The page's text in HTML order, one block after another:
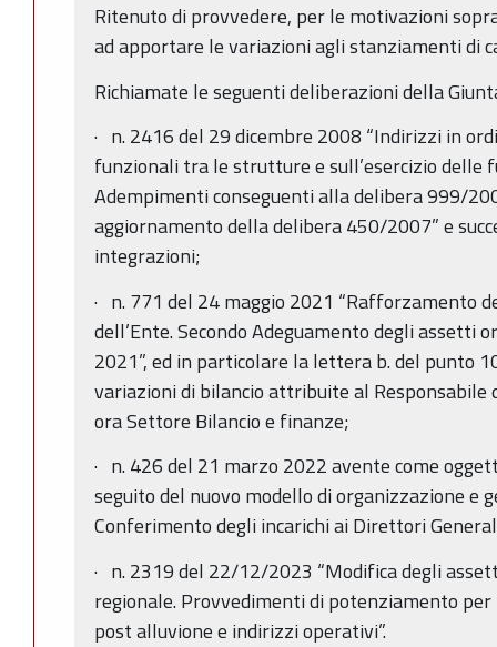
Ritenuto di provvedere, per le motivazioni
ad apportare le variazioni agli stanziamenti di
Richiamate le seguenti deliberazioni della
· n. 2416 del 29 dicembre 2008 “Indirizzi in
funzionali tra le strutture e sull’esercizio delle
Adempimenti conseguenti alla delibera 999/
aggiornamento della delibera 450/2007” e
integrazioni;
· n. 771 del 24 maggio 2021 “Rafforzamento
dell’Ente. Secondo Adeguamento degli assetti
2021”, ed in particolare la lettera b. del punto
variazioni di bilancio attribuite al Responsabile
ora Settore Bilancio e finanze;
· n. 426 del 21 marzo 2022 avente come
seguito del nuovo modello di organizzazione e
Conferimento degli incarichi ai Direttori
· n. 2319 del 22/12/2023 “Modifica degli
regionale. Provvedimenti di potenziamento
post alluvione e indirizzi operativi”.